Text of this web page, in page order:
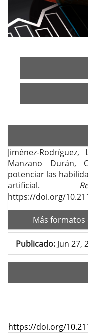
Jiménez-
Manzano Durán,
potenciar las
artificial.
https://doi.org/
Más formatos
Publicado: Jun 27,
https://doi.org/